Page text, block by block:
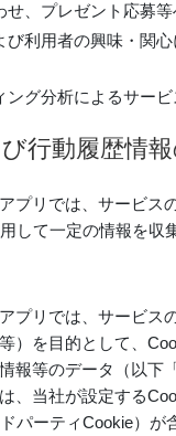
せ、プレゼント応募
び利用者の興味・関
ング分析によるサー
行動履歴情
プリでは、サービス
して一定の情報を収
プリでは、サービス
）を目的として、
報等のデータ（以下
、当社が設定する
パーティCookie）が